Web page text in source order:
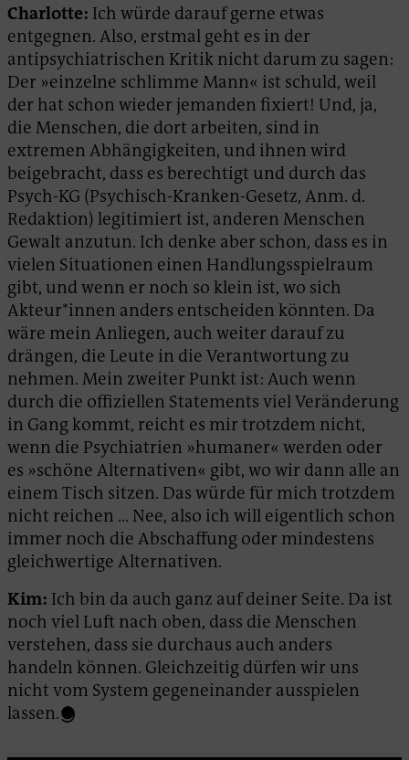
Charlotte: Ich würde darauf gerne etwas
entgegnen. Also, erstmal geht es in der
antipsychiatrischen Kritik nicht darum zu sagen:
Der »einzelne schlimme Mann« ist schuld, weil
der hat schon wieder jemanden fixiert! Und, ja,
die Menschen, die dort arbeiten, sind in
extremen Abhängigkeiten, und ihnen wird
beigebracht, dass es berechtigt und durch das
Psych-KG (Psychisch-Kranken-Gesetz, Anm. d.
Redaktion) legitimiert ist, anderen Menschen
Gewalt anzutun. Ich denke aber schon, dass es in
vielen Situationen einen Handlungsspielraum
gibt, und wenn er noch so klein ist, wo sich
Akteur*innen anders entscheiden könnten. Da
wäre mein Anliegen, auch weiter darauf zu
drängen, die Leute in die Verantwortung zu
nehmen. Mein zweiter Punkt ist: Auch wenn
durch die offiziellen Statements viel Veränderung
in Gang kommt, reicht es mir trotzdem nicht,
wenn die Psychiatrien »humaner« werden oder
es »schöne Alternativen« gibt, wo wir dann alle an
einem Tisch sitzen. Das würde für mich trotzdem
nicht reichen … Nee, also ich will eigentlich schon
immer noch die Abschaffung oder mindestens
gleichwertige Alternativen.
Kim: Ich bin da auch ganz auf deiner Seite. Da ist
noch viel Luft nach oben, dass die Menschen
verstehen, dass sie durchaus auch anders
handeln können. Gleichzeitig dürfen wir uns
nicht vom System gegeneinander ausspielen
lassen.